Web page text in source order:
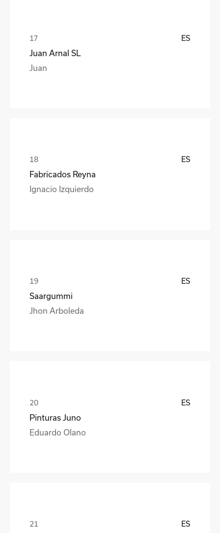
ES
Juan Arnal SL
Juan
ES
Fabricados Reyna
Ignacio Izquierdo
ES
Saargummi
Jhon Arboleda
ES
Pinturas Juno
Eduardo Olano
ES